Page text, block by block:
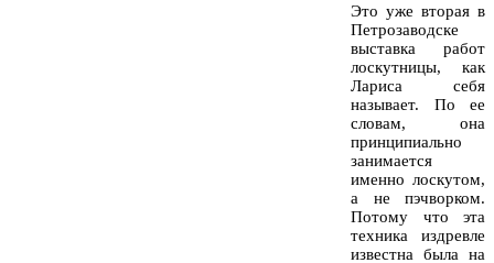
Это уже вторая в
Петрозаводске
выставка работ
лоскутницы, как
Лариса себя
называет. По ее
словам, она
принципиально
занимается
именно лоскутом,
а не пэчворком.
Потому что эта
техника издревле
известна была на